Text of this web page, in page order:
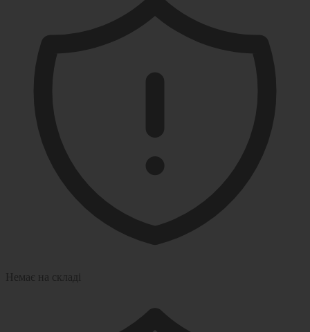
Немає на складі